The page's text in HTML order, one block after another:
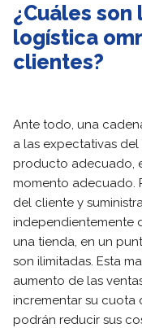
¿Cuáles
logística
clientes?
Ante todo, una
a las expectativas
producto adecuado,
momento adecuado.
del cliente y
independientemente
una tienda, en un
son ilimitadas. Esta
aumento de las
incrementar su cuota
podrán reducir sus